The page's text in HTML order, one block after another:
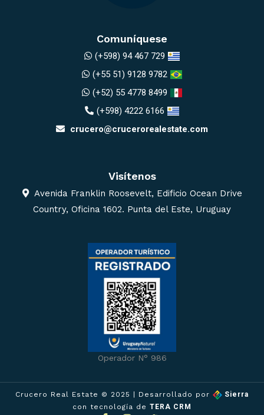
Comuníquese
(+598) 94 467 729
(+55 51) 9128 9782
(+52) 55 4778 8499
(+598) 4222 6166
crucero@crucerorealestate.com
Visítenos
Avenida Franklin Roosevelt, Edificio Ocean Drive
Country, Oficina 1602. Punta del Este, Uruguay
Operador N° 986
Crucero Real Estate © 2025 | Desarrollado por
Sierra
con tecnología de TERA CRM